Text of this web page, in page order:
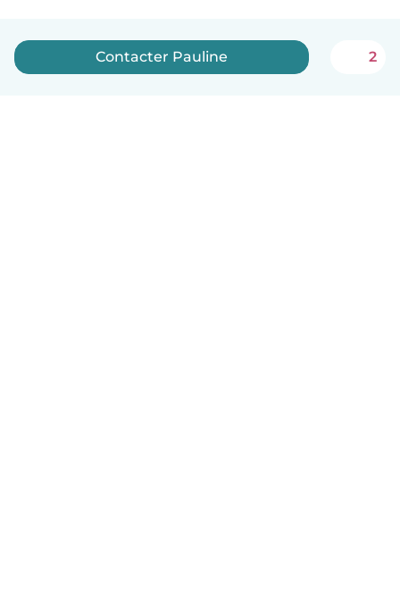
Contacter Pauline 2